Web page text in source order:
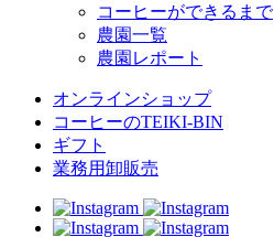
コーヒーができるまで
農園一覧
農園レポート
オンラインショップ
コーヒーのTEIKI-BIN
ギフト
業務用卸販売